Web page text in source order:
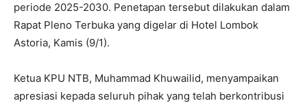
periode 2025-2030. Penetapan tersebut dilakukan dalam
Rapat Pleno Terbuka yang digelar di Hotel Lombok
Astoria, Kamis (9/1).
Ketua KPU NTB, Muhammad Khuwailid, menyampaikan
apresiasi kepada seluruh pihak yang telah berkontribusi